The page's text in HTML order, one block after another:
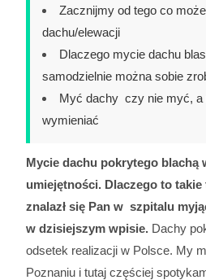
Zacznijmy od tego co
dachu/elewacji
Dlaczego mycie dachu
samodzielnie można sobie
Myć dachy czy nie myć, a
wymieniać
Mycie dachu pokrytego blachą
umiejętności. Dlaczego to takie
znalazł się Pan w szpitalu
w dzisiejszym wpisie. Dachy
odsetek realizacji w Polsce. My
Poznaniu i tutaj częściej